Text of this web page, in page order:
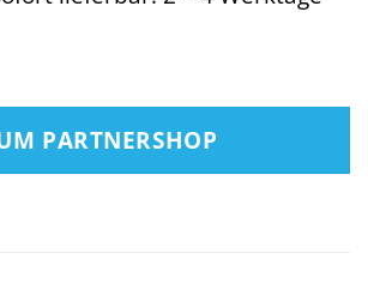
PARTNERSHOP